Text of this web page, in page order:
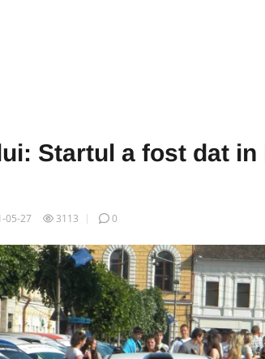
Startul a fost dat in
05-27 3113 0